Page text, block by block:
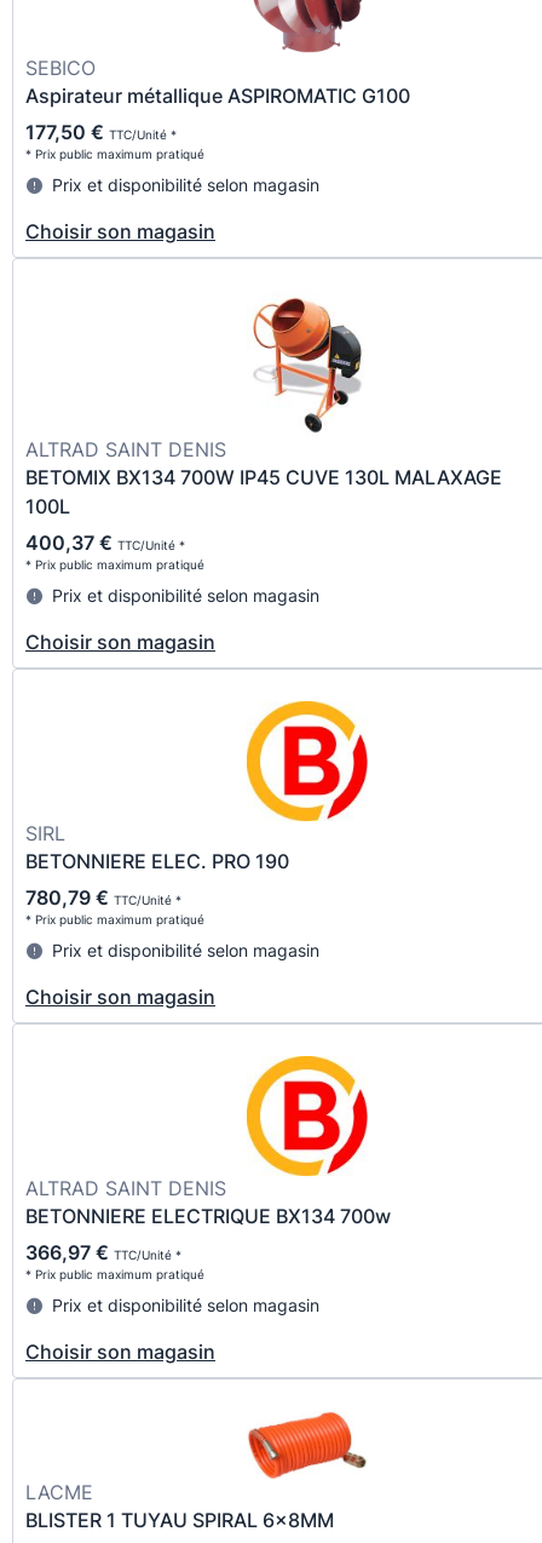
SEBICO
Aspirateur métallique ASPIROMATIC G100
177,50 € TTC/Unité *
* Prix public maximum pratiqué
Prix et disponibilité selon magasin
Choisir son magasin
ALTRAD SAINT DENIS
BETOMIX BX134 700W IP45 CUVE 130L MALAXAGE
100L
400,37 € TTC/Unité *
* Prix public maximum pratiqué
Prix et disponibilité selon magasin
Choisir son magasin
SIRL
BETONNIERE ELEC. PRO 190
780,79 € TTC/Unité *
* Prix public maximum pratiqué
Prix et disponibilité selon magasin
Choisir son magasin
ALTRAD SAINT DENIS
BETONNIERE ELECTRIQUE BX134 700w
366,97 € TTC/Unité *
* Prix public maximum pratiqué
Prix et disponibilité selon magasin
Choisir son magasin
LACME
BLISTER 1 TUYAU SPIRAL 6x8MM